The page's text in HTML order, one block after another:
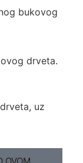
bukovog
drveta.
uz